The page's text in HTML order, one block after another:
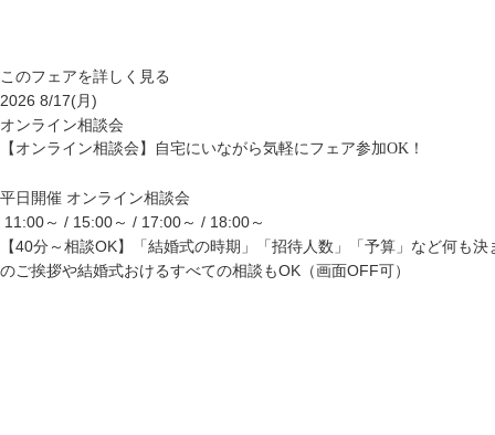
このフェアを詳しく見る
2026 8/17(月)
オンライン相談会
【オンライン相談会】自宅にいながら気軽にフェア参加OK！
平日開催 オンライン相談会
11:00～ / 15:00～ / 17:00～ / 18:00～
【40分～相談OK】「結婚式の時期」「招待人数」「予算」など何も
のご挨拶や結婚式おけるすべての相談もOK（画面OFF可）